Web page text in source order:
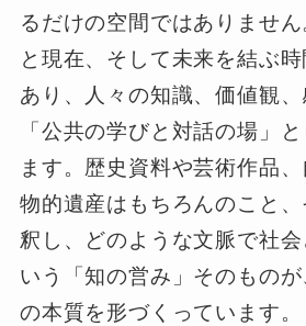
るだけの空間ではありませ
と現在、そして未来を結ぶ
あり、人々の知識、価値観
「公共の学びと対話の場」
ます。歴史資料や芸術作品
物的遺産はもちろんのこと
釈し、どのような文脈で社
いう「知の営み」そのもの
の本質を形づくっています。